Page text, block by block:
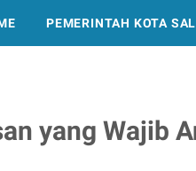
PEMERINTAH KOTA
yang Wajib